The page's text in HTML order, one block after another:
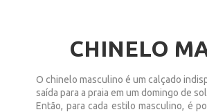
CHINELO
O chinelo masculino é um calçado
saída para a praia em um domingo de
Então, para cada estilo masculino, é